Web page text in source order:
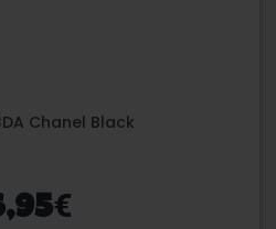
Chanel Black
€